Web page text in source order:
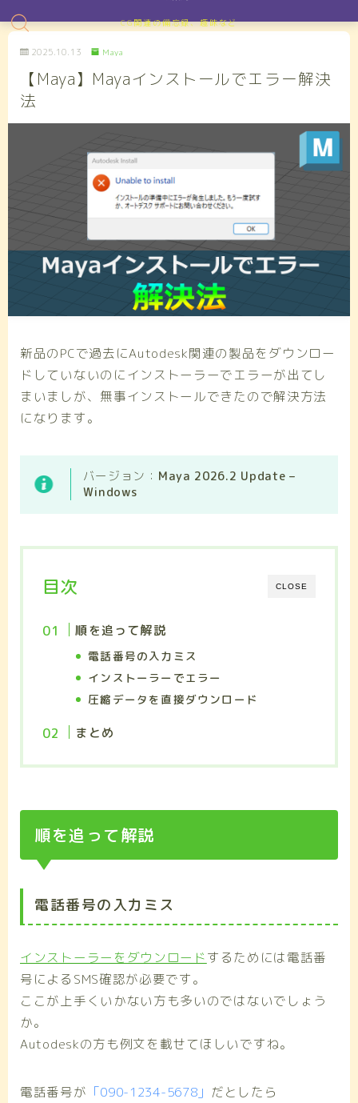
CG関連の備忘録、趣味など
2025.10.13 Maya
【Maya】Mayaインストールでエラー解決
法
新品のPCで過去にAutodesk関連の製品をダウンロー
ドしていないのにインストーラーでエラーが出てし
まいましが、無事インストールできたので解決方法
になります。
バージョン： Maya 2026.2 Update –
Windows
CLOSE
目次
順を追って解説
電話番号の入力ミス
インストーラーでエラー
圧縮データを直接ダウンロード
まとめ
順を追って解説
電話番号の入力ミス
インストーラーをダウンロードするためには電話番
号によるSMS確認が必要です。
ここが上手くいかない方も多いのではないでしょう
か。
Autodeskの方も例文を載せてほしいですね。
電話番号が 「090-1234-5678」 だとしたら